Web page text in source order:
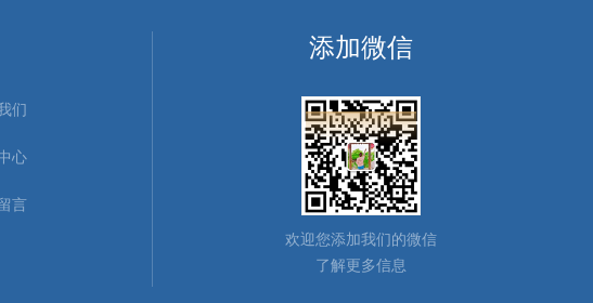
们
心
言
添加微信
欢迎您添加我们的微信
了解更多信息